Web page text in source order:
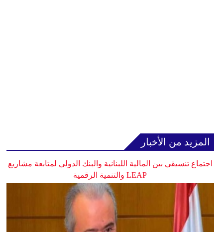
المزيد من الأخبار
اجتماع تنسيقي بين المالية اللبنانية والبنك الدولي لمتابعة مشاريع
LEAP والتنمية الرقمية